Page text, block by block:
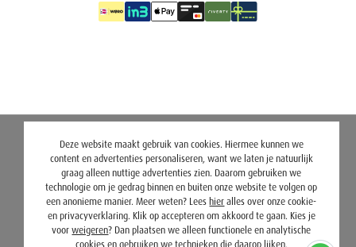
Deze website maakt gebruik van cookies. Hiermee kunnen we
content en advertenties personaliseren, want we laten je natuurlijk
graag alleen nuttige advertenties zien. Daarom gebruiken we
technologie om je gedrag binnen en buiten onze website te volgen op
een anonieme manier. Meer weten? Lees hier alles over onze cookie-
en privacyverklaring. Klik op accepteren om akkoord te gaan. Kies je
voorweigeren? Dan plaatsen we alleen functionele en analytische
cookies en gebruiken we technieken die daarop lijken.